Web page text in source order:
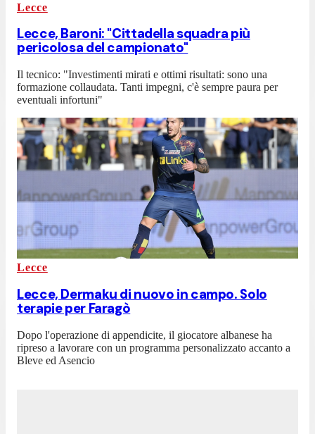
Lecce
Lecce, Baroni: "Cittadella squadra più
pericolosa del campionato"
Il tecnico: "Investimenti mirati e ottimi risultati: sono una
formazione collaudata. Tanti impegni, c'è sempre paura per
eventuali infortuni"
Lecce
Lecce, Dermaku di nuovo in campo. Solo
terapie per Faragò
Dopo l'operazione di appendicite, il giocatore albanese ha
ripreso a lavorare con un programma personalizzato accanto a
Bleve ed Asencio